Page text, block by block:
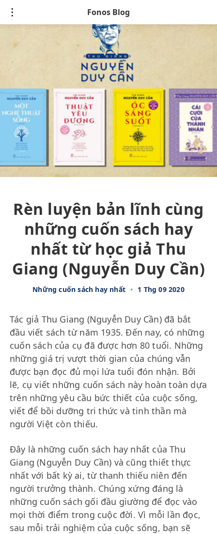
Fonos Blog
Rèn luyện bản lĩnh cùng
những cuốn sách hay
nhất từ học giả Thu
Giang (Nguyễn Duy Cần)
Những cuốn sách hay nhất • 1 Thg 09 2020
Tác giả Thu Giang (Nguyễn Duy Cần) đã bắt
đầu viết sách từ năm 1935. Đến nay, có những
cuốn sách của cụ đã được hơn 80 tuổi. Những
những giá trị vượt thời gian của chúng vẫn
được bạn đọc đủ mọi lứa tuổi đón nhận. Bởi
lẽ, cụ viết những cuốn sách này hoàn toàn dựa
trên những yêu cầu bức thiết của cuộc sống,
viết để bồi dưỡng tri thức và tinh thần mà
người Việt còn thiếu.
Đây là những cuốn sách hay nhất của Thu
Giang (Nguyễn Duy Cần) và cũng thiết thực
nhất với bất kỳ ai, từ thanh thiếu niên đến
người trưởng thành. Chúng xứng đáng là
những cuốn sách gối đầu giường để đọc vào
mọi thời điểm trong cuộc đời. Vì mỗi lần đọc,
sau mỗi trải nghiệm của cuộc sống, bạn sẽ